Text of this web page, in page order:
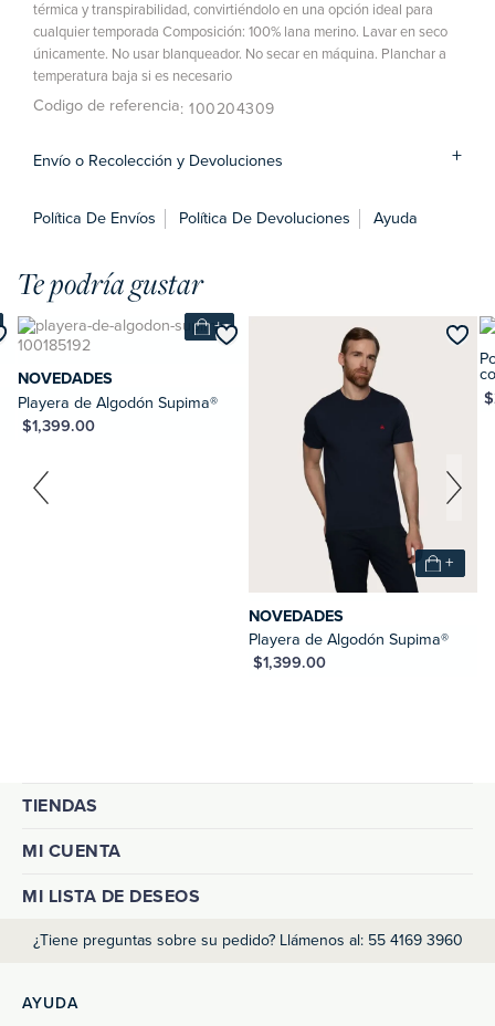
térmica y transpirabilidad, convirtiéndolo en una opción ideal para
cualquier temporada Composición: 100% lana merino. Lavar en seco
únicamente. No usar blanqueador. No secar en máquina. Planchar a
temperatura baja si es necesario
Codigo de referencia: 100204309
Envío o Recolección y Devoluciones
Política De Envíos Política De Devoluciones Ayuda
Te podría gustar
+
Algodón Supima®
+
NOVEDADES
Playera de Algodón Supima®
Polo de
MXN $2,599.00
TIENDAS
MI CUENTA
MI LISTA DE DESEOS
¿Tiene preguntas sobre su pedido? Llámenos al: 55 4169 3960
AYUDA